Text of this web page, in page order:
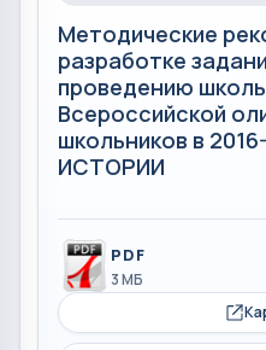
Методические
разработке
проведению
Всероссийской
школьников в
ИСТОРИИ
PDF
3 МБ